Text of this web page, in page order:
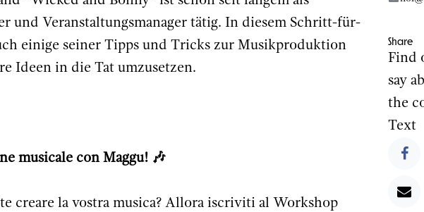
und Veranstaltungsmanager tätig. In diesem Schritt-für-
einige seiner Tipps und Tricks zur Musikproduktion
Ideen in die Tat umzusetzen.
musicale con Maggu! 🎶
creare la vostra musica? Allora iscriviti al Workshop
Share
Find
say
the
Text